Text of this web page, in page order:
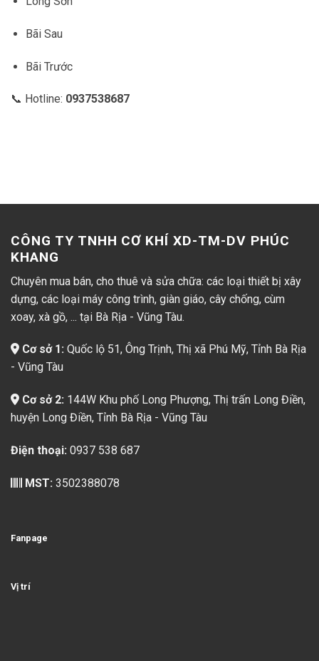
Bãi Sau
Bãi Trước
📞 Hotline: 0937538687
CÔNG TY TNHH CƠ KHÍ XD-TM-DV PHÚC
KHANG
Chuyên mua bán, cho thuê và sửa chữa: các loại thiết bị xây
dựng, các loại máy công trình, giàn giáo, cây chống, cùm
xoay, xà gồ, ... tại Bà Rịa - Vũng Tàu.
Cơ sở 1: Quốc lộ 51, Ông Trịnh, Thị xã Phú Mỹ, Tỉnh Bà Rịa
- Vũng Tàu
Cơ sở 2: 144W Khu phố Long Phượng, Thị trấn Long Điền,
huyện Long Điền, Tỉnh Bà Rịa - Vũng Tàu
Điện thoại: 0937 538 687
MST: 3502388078
Fanpage
Vị trí